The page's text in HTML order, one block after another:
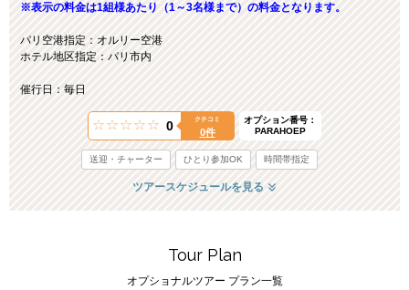
※表示の料金は1組様あたり（1～3名様まで）の料金となります。
パリ空港指定：オルリー空港
ホテル地区指定：パリ市内
催行日：毎日
0 クチコミ
0件
オプション番号：
PARAHOEP
送迎・チャーター ひとり参加OK 時間帯指定
ツアースケジュールを見る
Tour Plan
オプショナルツアー プラン一覧